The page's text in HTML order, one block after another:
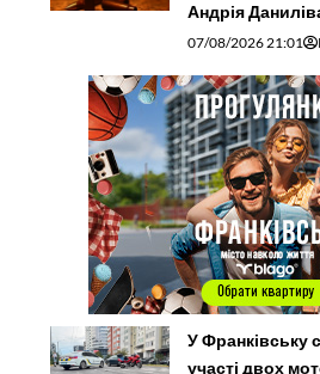
Андрія
07/08/2026 21:01
У Франківську
участі двох